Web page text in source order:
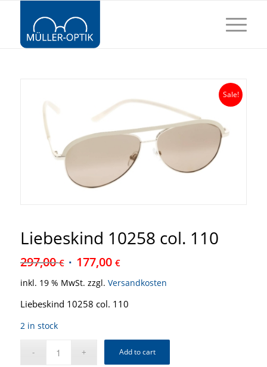
Sale!
Liebeskind 10258 col. 110
297,00€ 177,00 €
inkl. 19 % MwSt. zzgl. Versandkosten
Liebeskind 10258 col. 110
2 in stock
Add to cart